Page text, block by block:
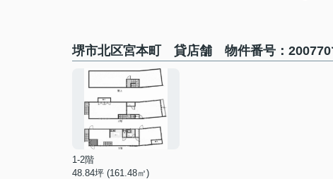
堺市北区宮本町 貸店舗 物件番号：200770
1-2階
48.84坪 (161.48㎡)